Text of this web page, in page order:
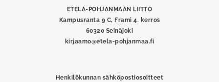
ETELÄ-POHJANMAAN LIITTO
Kampusranta 9 C, Frami 4. kerros
60320 Seinäjoki
kirjaamo@etela-pohjanmaa.fi
Henkilökunnan sähköpostiosoitteet